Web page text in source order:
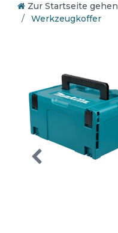
Zur Startseite gehen
Werkzeugkoffer